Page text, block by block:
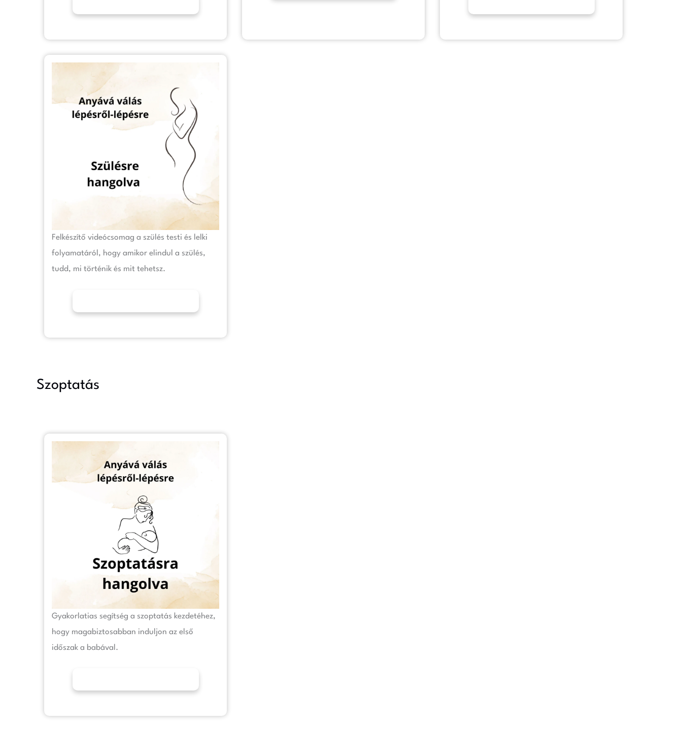
Felkészítő videócsomag a szülés testi és lelki
folyamatáról, hogy amikor elindul a szülés,
tudd, mi történik és mit tehetsz.
Szoptatás
Gyakorlatias segítség a szoptatás kezdetéhez,
hogy magabiztosabban induljon az első
időszak a babával.